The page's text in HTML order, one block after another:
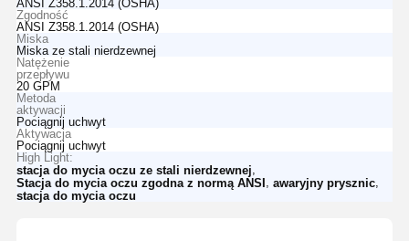
ANSI Z358.1.2014 (OSHA)
Zgodność
ANSI Z358.1.2014 (OSHA)
Miska
Miska ze stali nierdzewnej
Natężenie
przepływu
20 GPM
Metoda
aktywacji
Pociągnij uchwyt
Aktywacja
Pociągnij uchwyt
High Light:
stacja do mycia oczu ze stali nierdzewnej
Stacja do mycia oczu zgodna z normą ANSI
awaryjny prysznic,
stacja do mycia oczu